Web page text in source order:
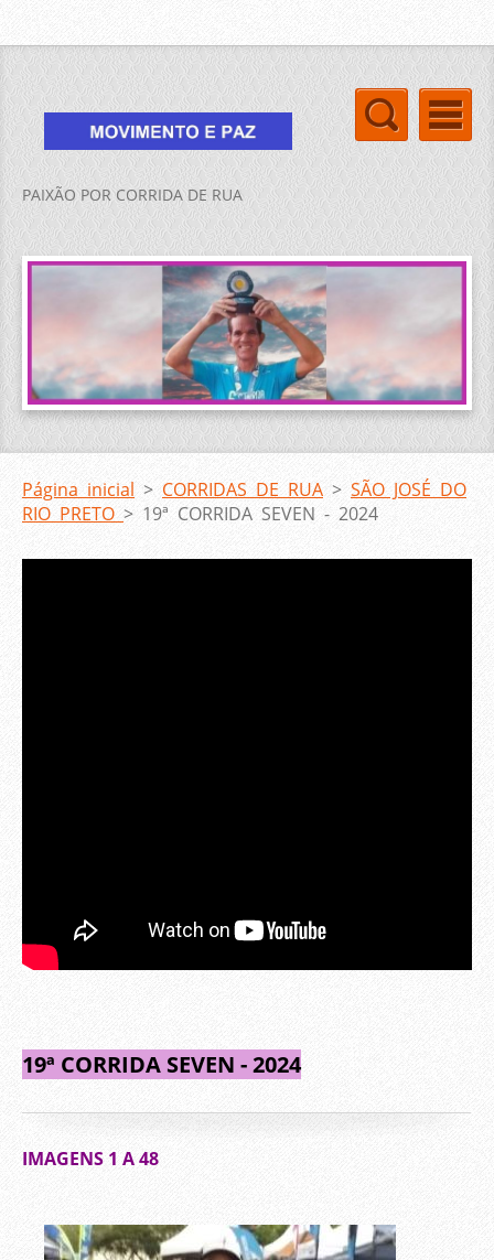
PAIXÃO POR CORRIDA DE RUA
Página inicial > CORRIDAS DE RUA > SÃO JOSÉ DO
RIO PRETO > 19ª CORRIDA SEVEN - 2024
19ª CORRIDA SEVEN - 2024
IMAGENS 1 A 48